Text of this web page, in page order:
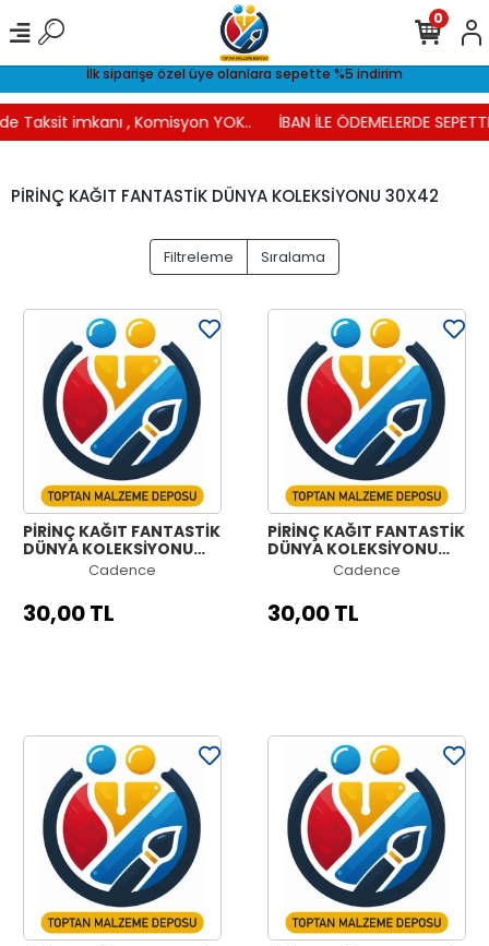
İlk siparişe özel üye olanlara sepette %5 indirim
Taksit imkanı , Komisyon YOK.. İBAN İLE ÖDEMELERDE
0
PİRİNÇ KAĞIT FANTASTİK DÜNYA KOLEKSİYONU 30X42
Filtreleme Sıralama
PİRİNÇ KAĞIT FANTASTİK
DÜNYA KOLEKSİYONU
MODEL 1268 30X42
Cadence
30,00 TL
PİRİNÇ KAĞIT FANTASTİK
DÜNYA KOLEKSİYONU
MODEL 1267 30X42
Cadence
30,00 TL